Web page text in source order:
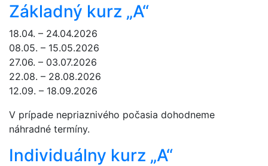
Základný kurz „A“
18.04. – 24.04.2026
08.05. – 15.05.2026
27.06. – 03.07.2026
22.08. – 28.08.2026
12.09. – 18.09.2026
V prípade nepriaznivého počasia dohodneme
náhradné termíny.
Individuálny kurz „A“